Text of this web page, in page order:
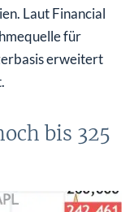
Laut Financial
für
erweitert
bis 325